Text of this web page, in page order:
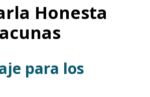
Honesta
para los